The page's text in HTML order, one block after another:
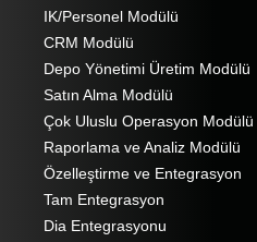
IK/Personel Modülü
CRM Modülü
Depo Yönetimi Üretim Modülü
Satın Alma Modülü
Çok Uluslu Operasyon Modülü
Raporlama ve Analiz Modülü
Özelleştirme ve Entegrasyon
Tam Entegrasyon
Dia Entegrasyonu